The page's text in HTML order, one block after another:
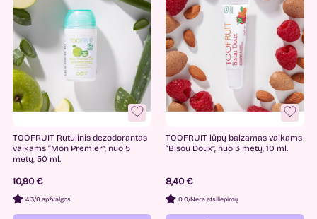
TOOFRUIT Rutulinis dezodorantas
vaikams “Mon Premier”, nuo 5
metų, 50 ml.
10,90 €
4.3/6 apžvalgos
TOOFRUIT lūpų balzamas vaikams
“Bisou Doux”, nuo 3 metų, 10 ml.
8,40 €
0.0/Nėra atsiliepimų